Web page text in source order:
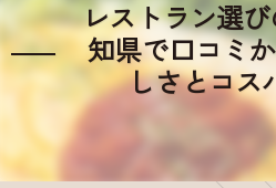
レストラン選
知県で口コミ
しさとコス